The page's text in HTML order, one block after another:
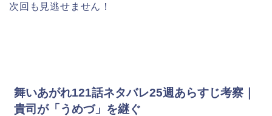
次回も見逃せません！
舞いあがれ121話ネタバレ25週あらすじ考察｜
貴司が「うめづ」を継ぐ